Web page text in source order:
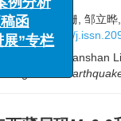
李旭茂, 梁姗姗, 邹立
DOI:10.3969/
Xumao Li, Shanshan
Progress in
函